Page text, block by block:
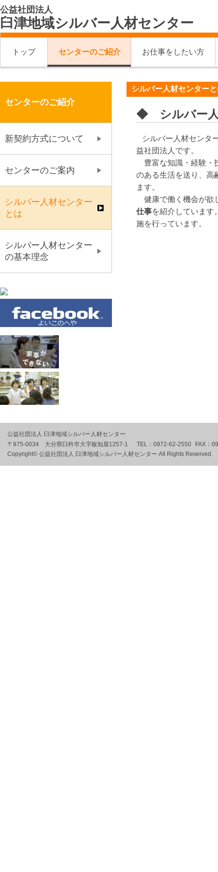
公益社団法人
臼津地域シルバー人材センター
トップ センターのご紹介 お仕事をしたい方
シルバー人材センター
◆ シルバー人
シルバー人材センタ
益社団法人です。
豊富な知識・経験・
のある生活を送り、高
ます。
健康で働く機会が欲
仕事を紹介しています
施を行っています。
センターのご紹介
新契約方式について
センターのご案内
シルバー人材センター
とは
シルバー人材センター
の基本理念
公益社団法人 臼津地域シルバー人材センター
〒875-0034 大分県臼杵市大字板知屋1257-1
TEL： 0972-62-2550 FAX：
Copyright© 公益社団法人 臼津地域シルバー人材センター All Rights Reserved.